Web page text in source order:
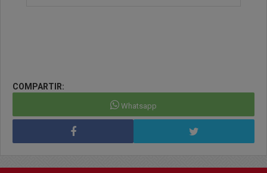
COMPARTIR:
Whatsapp